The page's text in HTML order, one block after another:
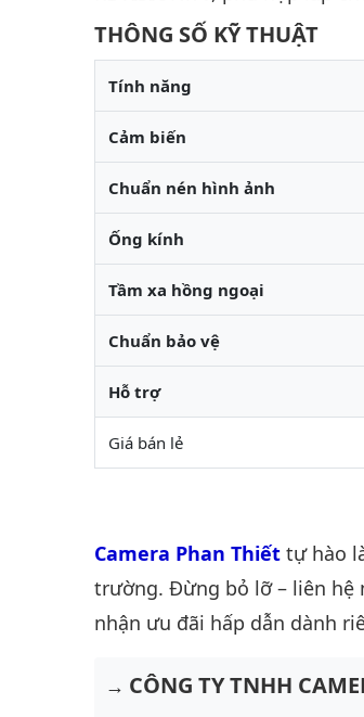
THÔNG SỐ KỸ THUẬT
Tính năng
Cảm biến
Chuẩn nén hình ảnh
Ống kính
Tầm xa hồng ngoại
Chuẩn bảo vệ
Hỗ trợ
Giá bán lẻ
Camera Phan Thiết tự hào
trường. Đừng bỏ lỡ – liên hệ
nhận ưu đãi hấp dẫn dành
CÔNG TY TNHH